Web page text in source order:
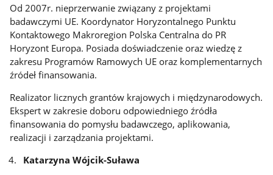
Od 2007r. nieprzerwanie związany z projektami
badawczymi UE. Koordynator Horyzontalnego Punktu
Kontaktowego Makroregion Polska Centralna do PR
Horyzont Europa. Posiada doświadczenie oraz wiedzę z
zakresu Programów Ramowych UE oraz komplementarnych
źródeł finansowania.
Realizator licznych grantów krajowych i międzynarodowych.
Ekspert w zakresie doboru odpowiedniego źródła
finansowania do pomysłu badawczego, aplikowania,
realizacji i zarządzania projektami.
Katarzyna Wójcik-Suława